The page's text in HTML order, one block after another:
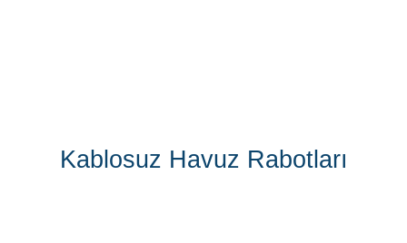
Kablosuz Havuz Rabotları